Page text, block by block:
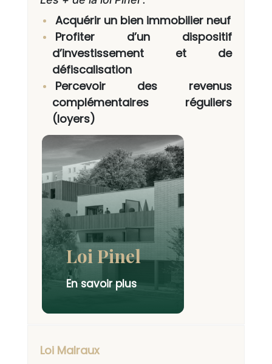
Acquérir un bien immobilier neuf
Profiter d’un dispositif
d’investissement et de
défiscalisation
Percevoir des revenus
complémentaires réguliers
(loyers)
Loi Pinel
En savoir plus
Loi Malraux